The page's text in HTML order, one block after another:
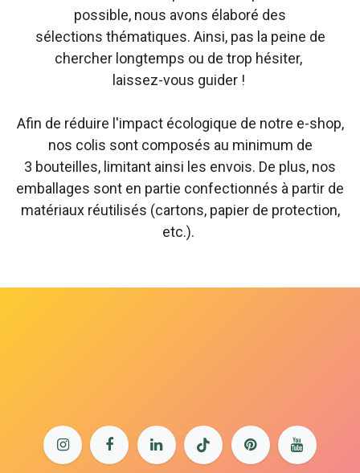
possible, nous avons élaboré des
sélections thématiques. Ainsi, pas la peine de
chercher longtemps ou de trop hésiter,
laissez-vous guider !
Afin de réduire l'impact écologique de notre e-shop,
nos colis sont composés au minimum de
3 bouteilles, limitant ainsi les envois. De plus, nos
emballages sont en partie confectionnés à partir de
matériaux réutilisés (cartons, papier de protection,
etc.).